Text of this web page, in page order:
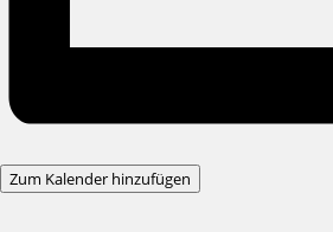
Zum Kalender hinzufügen